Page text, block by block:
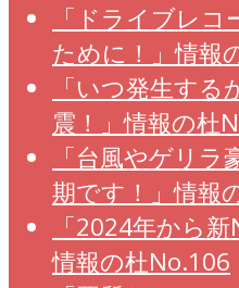
「ドライブレ
ために！」情報
「いつ発生す
震！」情報の杜
「台風やゲリ
期です！」情報
「2024年から
情報の杜No.106